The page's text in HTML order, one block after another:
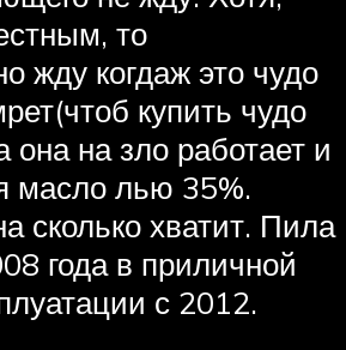
то
жду когдаж это чудо
купить чудо
она на зло работает и
масло лью 35%.
сколько хватит. Пила
года в приличной
с 2012.